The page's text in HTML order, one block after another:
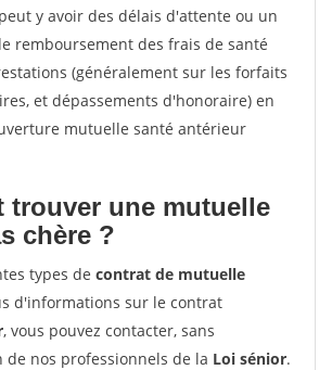
y avoir des délais d'attente ou un
remboursement des frais de santé
(généralement sur les forfaits
et dépassements d'honoraire) en
mutuelle santé antérieur
trouver une mutuelle
chère ?
types de contrat de mutuelle
d'informations sur le contrat
, vous pouvez contacter, sans
de nos professionnels de la Loi sénior.